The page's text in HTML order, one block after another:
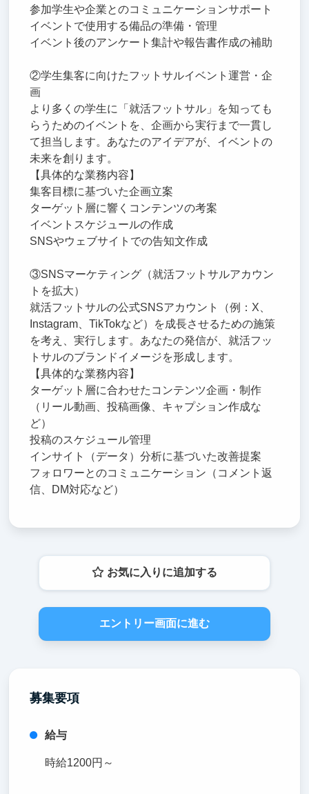
参加学生や企業とのコミュニケーションサポート
イベントで使用する備品の準備・管理
イベント後のアンケート集計や報告書作成の補助
②学生集客に向けたフットサルイベント運営・企
画
より多くの学生に「就活フットサル」を知っても
らうためのイベントを、企画から実行まで一貫し
て担当します。あなたのアイデアが、イベントの
未来を創ります。
【具体的な業務内容】
集客目標に基づいた企画立案
ターゲット層に響くコンテンツの考案
イベントスケジュールの作成
SNSやウェブサイトでの告知文作成
③SNSマーケティング（就活フットサルアカウン
トを拡大）
就活フットサルの公式SNSアカウント（例：X、
Instagram、TikTokなど）を成長させるための施策
を考え、実行します。あなたの発信が、就活フッ
トサルのブランドイメージを形成します。
【具体的な業務内容】
ターゲット層に合わせたコンテンツ企画・制作
（リール動画、投稿画像、キャプション作成な
ど）
投稿のスケジュール管理
インサイト（データ）分析に基づいた改善提案
フォロワーとのコミュニケーション（コメント返
信、DM対応など）
お気に入りに追加する
エントリー画面に進む
募集要項
給与
時給1200円～